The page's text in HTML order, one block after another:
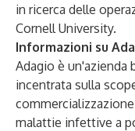
in ricerca delle
Cornell University.
Informazioni su
Adagio è un'azienda
incentrata sulla
malattie infettive a